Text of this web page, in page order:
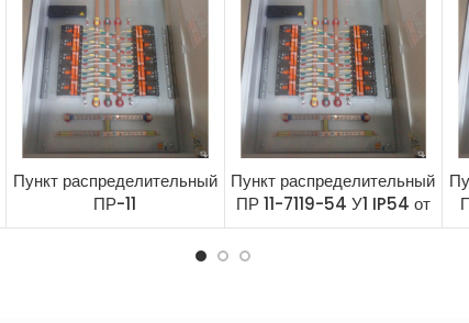
Пункт распределительный
ПР-11
Пункт распределительный
ПР 11-7119-54 У1 IP54 от